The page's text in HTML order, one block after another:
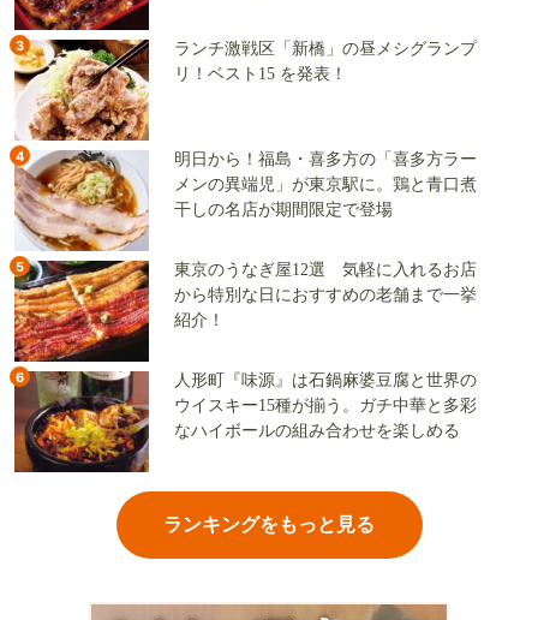
3
ランチ激戦区「新橋」の昼メシグランプ
リ！ベスト15 を発表！
4
明日から！福島・喜多方の「喜多方ラー
メンの異端児」が東京駅に。鶏と青口煮
干しの名店が期間限定で登場
5
東京のうなぎ屋12選 気軽に入れるお店
から特別な日におすすめの老舗まで一挙
紹介！
6
人形町『味源』は石鍋麻婆豆腐と世界の
ウイスキー15種が揃う。ガチ中華と多彩
なハイボールの組み合わせを楽しめる
ランキングをもっと見る